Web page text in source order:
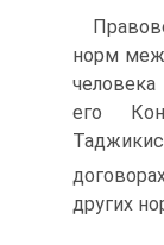
норм
его
других